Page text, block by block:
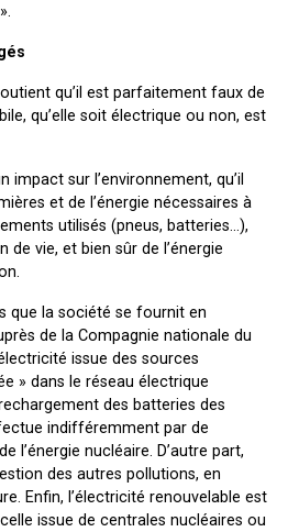
».
qu’il est parfaitement faux de
qu’elle soit électrique ou non, est
sur l’environnement, qu’il
et de l’énergie nécessaires à
utilisés (pneus, batteries…),
de vie, et bien sûr de l’énergie
que la société se fournit en
de la Compagnie nationale du
issue des sources
» dans le réseau électrique
des batteries des
indifféremment par de
l’énergie nucléaire. D’autre part,
des autres pollutions, en
Enfin, l’électricité renouvelable est
issue de centrales nucléaires ou